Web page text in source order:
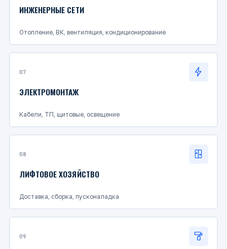
ИНЖЕНЕРНЫЕ СЕТИ
Отопление, ВК, вентиляция, кондиционирование
07
ЭЛЕКТРОМОНТАЖ
Кабели, ТП, щитовые, освещение
08
ЛИФТОВОЕ ХОЗЯЙСТВО
Доставка, сборка, пусконаладка
09